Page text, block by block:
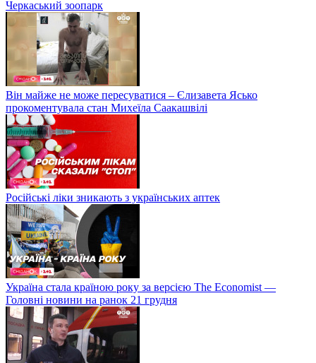
Черкаський зоопарк
Він майже не може пересуватися – Єлизавета Ясько
прокоментувала стан Михеїла Саакашвілі
Російські ліки зникають з українських аптек
Україна стала країною року за версією The Economist —
Головні новини на ранок 21 грудня